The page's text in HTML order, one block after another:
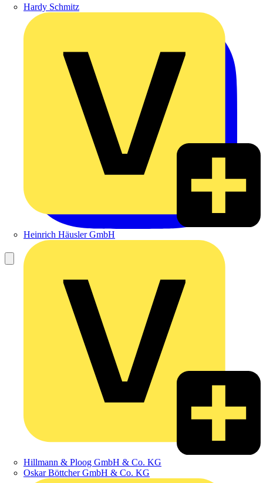
Hardy Schmitz
Heinrich Häusler GmbH
Hillmann & Ploog GmbH & Co. KG
Oskar Böttcher GmbH & Co. KG